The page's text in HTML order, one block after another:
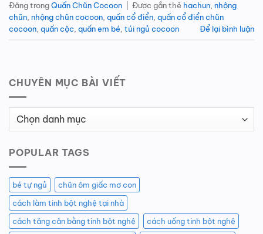
Đăng trongQuấn Chũn Cocoon Được gắn thẻ hachun, nhộng
chũn, nhộng chũn cocoon, quấn cổ điển, quấn cổ điển chũn
cocoon, quấn cộc, quấn em bé, túi ngủ cocoon Để lại bình luận
CHUYÊN MỤC BÀI VIẾT
Chuyên
Viết
POPULAR TAGS
bé tự ngủ
chũn ôm giấc mơ con
cách làm tinh bột nghệ tại nhà
cách tăng cân bằng tinh bột nghệ
cách uống tinh bột nghệ